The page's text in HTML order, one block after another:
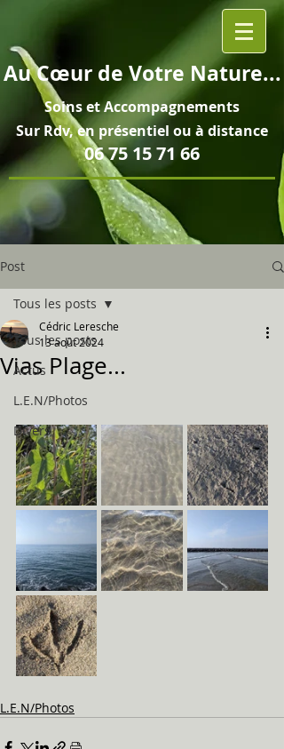
AuCœurde Votre Nature...
Soins etAccompagnements
Sur Rdv, en présentiel ou à distance
06 75 15 71 66
Post
Tous les posts
Actus
L.E.N/Photos
Divers
Tous les posts
Vias Plage...
Cédric Leresche
13 août 2024
L.E.N/Photos